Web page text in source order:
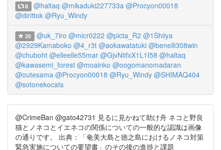
8 @haltaq @mikaduki227733a @Procyon00018
@dirittok @Ryu_Windy
20 @uk_7iro @micr0222 @picta_R2 @1Shiiya
@2929Kamaboko @4_r3t @aokawatatuki @benelli308win
@chuboht @elleelle55mar @GjvNtifxX1L1I58 @haltaq
@kawasemi_forest @moainko @oogomanomadaran
@outesama @Procyon00018 @Ryu_Windy @SHIMAQ404
@sotonekocats
@CrimeBan @gato42731 見るに見かねて助け舟 ネコと野良
猫とノネコとイエネコの関係についての一般的な認識は画像
の通りです。 出典：「奄美大島と徳之島におけるノネコ対策
緊急実施についての要望書」のその後の進捗と課題